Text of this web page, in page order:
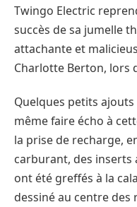
Twingo Electric
succès de sa jumelle
attachante et
Charlotte Berton, lors
Quelques petits
même faire écho à
la prise de recharge,
carburant, des
ont été greffés à la
dessiné au centre